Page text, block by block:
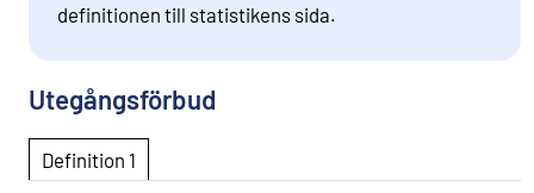
definitionen till statistikens sida.
Utegångsförbud
Definition 1